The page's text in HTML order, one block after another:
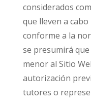
considerados
que lleven a
conforme a la
se presumirá
menor al Sitio
autorización
tutores o